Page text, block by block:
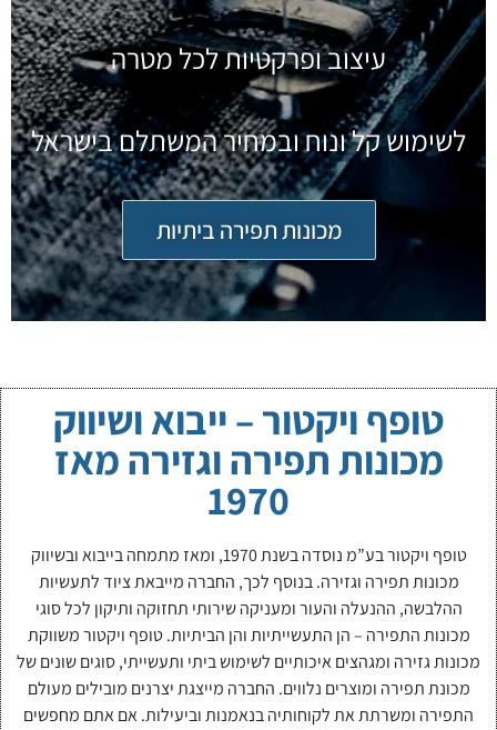
עיצוב ופרקטיות לכל מטרה
לשימוש קל ונוח ובמחיר המשתלם בישראל
מכונות תפירה ביתיות
טופף ויקטור – ייבוא ושיווק
מכונות תפירה וגזירה מאז
1970
טופף ויקטור בע”מ נוסדה בשנת 1970, ומאז מתמחה בייבוא ובשיווק
מכונות תפירה וגזירה. בנוסף לכך, החברה מייבאת ציוד לתעשיות
ההלבשה, ההנעלה והעור ומעניקה שירותי תחזוקה ותיקון לכל סוגי
מכונות התפירה – הן התעשייתיות והן הביתיות. טופף ויקטור משווקת
מכונות גזירה ומגהצים איכותיים לשימוש ביתי ותעשייתי, סוגים שונים של
מכונת תפירה ומוצרים נלווים. החברה מייצגת יצרנים מובילים מעולם
התפירה ומשרתת את לקוחותיה בנאמנות וביעילות. אם אתם מחפשים